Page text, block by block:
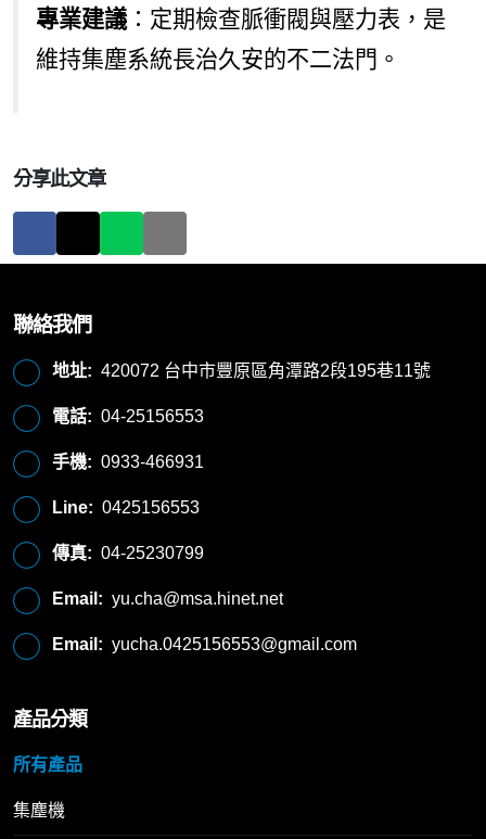
專業建議 ：定期檢查脈衝閥與壓力表，是
維持集塵系統長治久安的不二法門。
分享此文章
聯絡我們
地址: 420072 台中市豐原區角潭路2段195巷11號
電話: 04-25156553
手機: 0933-466931
Line: 0425156553
傳真: 04-25230799
Email: yu.cha@msa.hinet.net
Email: yucha.0425156553@gmail.com
產品分類
所有產品
集塵機